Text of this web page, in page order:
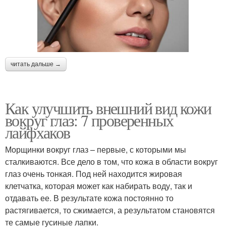
читать дальше →
Как улучшить внешний вид кожи
вокруг глаз: 7 проверенных
лайфхаков
Морщинки вокруг глаз – первые, с которыми мы
сталкиваются. Все дело в том, что кожа в области вокруг
глаз очень тонкая. Под ней находится жировая
клетчатка, которая может как набирать воду, так и
отдавать ее. В результате кожа постоянно то
растягивается, то сжимается, а результатом становятся
те самые гусиные лапки.